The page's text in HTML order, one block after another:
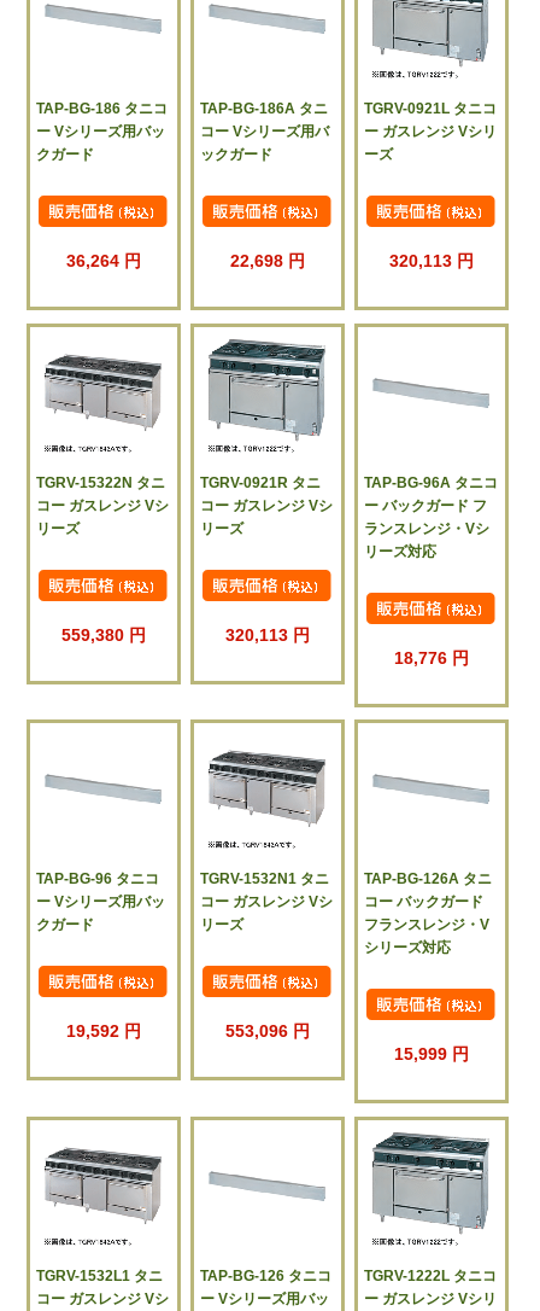
TAP-BG-186 タニコ
ー Vシリーズ用バッ
クガード
36,264 円
TAP-BG-186A タニ
コー Vシリーズ用バ
ックガード
22,698 円
TGRV-0921L タニコ
ー ガスレンジ Vシリ
ーズ
320,113 円
TGRV-15322N タニ
コー ガスレンジ Vシ
リーズ
559,380 円
TGRV-0921R タニ
コー ガスレンジ Vシ
リーズ
320,113 円
TAP-BG-96A タニコ
ー バックガード フ
ランスレンジ・Vシ
リーズ対応
18,776 円
TAP-BG-96 タニコ
ー Vシリーズ用バッ
クガード
19,592 円
TGRV-1532N1 タニ
コー ガスレンジ Vシ
リーズ
553,096 円
TAP-BG-126A タニ
コー バックガード
フランスレンジ・V
シリーズ対応
15,999 円
TGRV-1532L1 タニ
コー ガスレンジ Vシ
TAP-BG-126 タニコ
ー Vシリーズ用バッ
TGRV-1222L タニコ
ー ガスレンジ Vシリ